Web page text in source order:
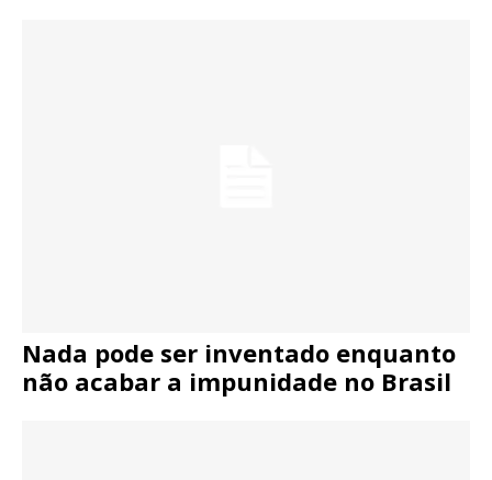
Nada pode ser inventado enquanto
não acabar a impunidade no Brasil